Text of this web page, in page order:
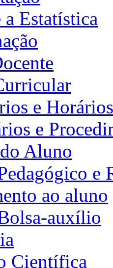
a Estatística
e Horários
e
Aluno
e
ao aluno
auxílio
Científica